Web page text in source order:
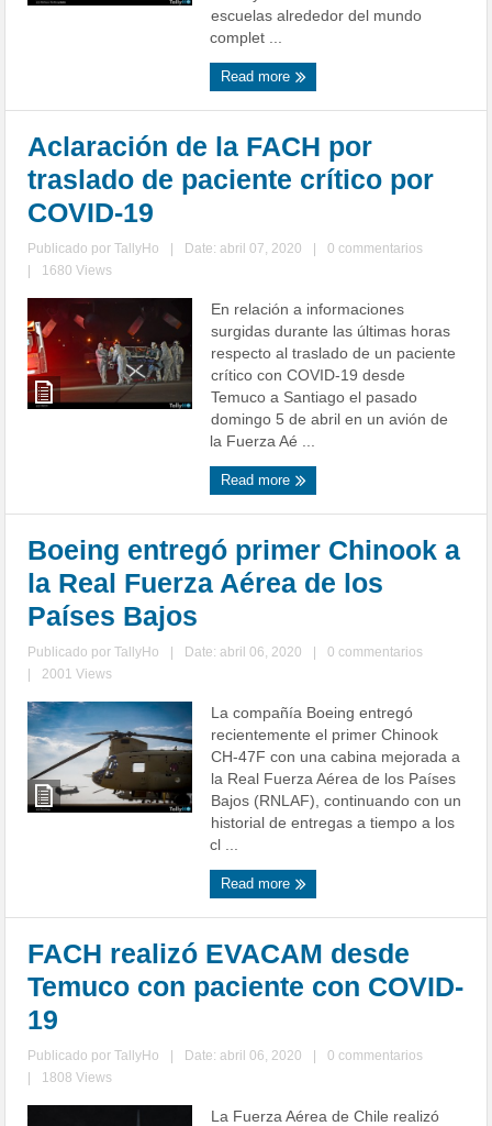
escuelas alrededor del mundo
complet ...
Read more
Aclaración de la FACH por
traslado de paciente crítico por
COVID-19
Publicado porTallyHo Date: abril 07, 2020
0 commentarios
1680 Views
En relación a informaciones
surgidas durante las últimas horas
respecto al traslado de un paciente
crítico con COVID-19 desde
Temuco a Santiago el pasado
domingo 5 de abril en un avión de
la Fuerza Aé ...
Read more
Boeing entregó primer Chinook a
la Real Fuerza Aérea de los
Países Bajos
Publicado porTallyHo Date: abril 06, 2020
0 commentarios
2001 Views
La compañía Boeing entregó
recientemente el primer Chinook
CH-47F con una cabina mejorada a
la Real Fuerza Aérea de los Países
Bajos (RNLAF), continuando con un
historial de entregas a tiempo a los
cl ...
Read more
FACH realizó EVACAM desde
Temuco con paciente con COVID-
19
Publicado porTallyHo Date: abril 06, 2020
0 commentarios
1808 Views
La Fuerza Aérea de Chile realizó